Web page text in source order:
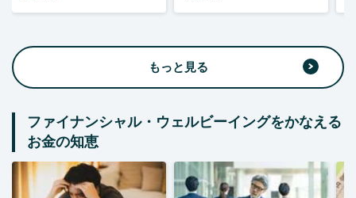
もっと見る
ファイナンシャル・ウェルビーイングをかなえる
お金の知恵